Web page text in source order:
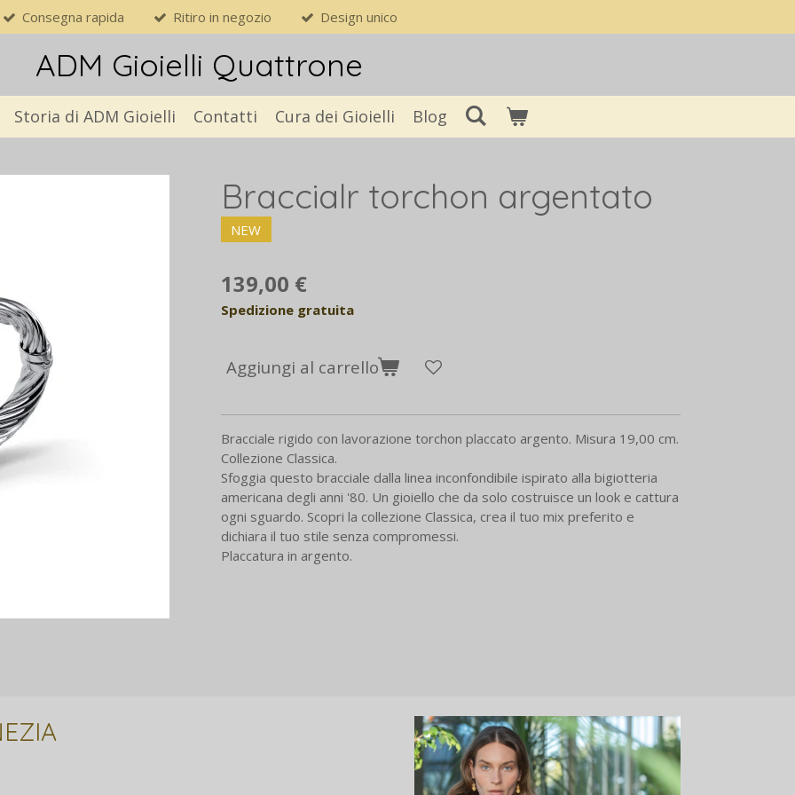
Consegna rapida Ritiro in negozio Design unico
ADM Gioielli Quattrone
Storia di ADM Gioielli Contatti Cura dei Gioielli Blog
Braccialr torchon argentato
NEW
139,00 €
Spedizione gratuita
Aggiungi al carrello
Bracciale rigido con lavorazione torchon placcato argento. Misura 19,00 cm.
Collezione Classica.
Sfoggia questo bracciale dalla linea inconfondibile ispirato alla bigiotteria
americana degli anni '80. Un gioiello che da solo costruisce un look e cattura
ogni sguardo. Scopri la collezione Classica, crea il tuo mix preferito e
dichiara il tuo stile senza compromessi.
Placcatura in argento.